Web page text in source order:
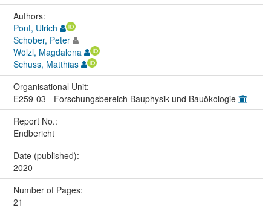
Authors:
Pont, Ulrich
Schober, Peter
Wölzl, Magdalena
Schuss, Matthias
Organisational Unit:
E259-03 - Forschungsbereich Bauphysik und Bauökologie
Report No.:
Endbericht
Date (published):
2020
Number of Pages:
21